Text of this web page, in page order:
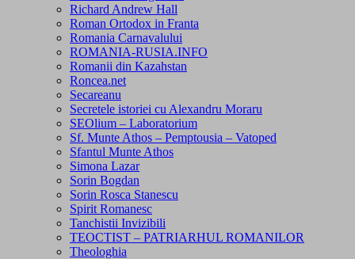
Richard Andrew Hall
Roman Ortodox in Franta
Romania Carnavalului
ROMANIA-RUSIA.INFO
Romanii din Kazahstan
Roncea.net
Secareanu
Secretele istoriei cu Alexandru Moraru
SEOlium – Laboratorium
Sf. Munte Athos – Pemptousia – Vatoped
Sfantul Munte Athos
Simona Lazar
Sorin Bogdan
Sorin Rosca Stanescu
Spirit Romanesc
Tanchistii Invizibili
TEOCTIST – PATRIARHUL ROMANILOR
Theologhia